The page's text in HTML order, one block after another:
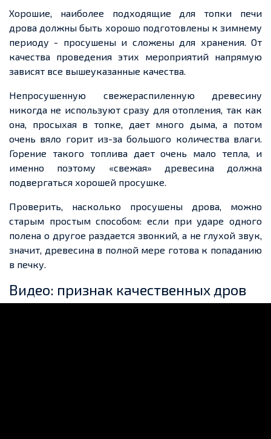
Хорошие, наиболее подходящие для топки печи
дрова должны быть хорошо подготовлены к зимнему
периоду - просушены и сложены для хранения. От
качества проведения этих мероприятий напрямую
зависят все вышеуказанные качества.
Непросушенную свежераспиленную древесину
никогда не используют сразу для отопления, так как
она, просыхая в топке, даетмного дыма, а потом
очень вяло горит из-за большого количества влаги.
Горение такого топлива даеточень мало тепла, и
именно поэтому «свежая» древесина должна
подвергаться хорошей просушке.
Проверить, насколько просушены дрова, можно
старым простым способом: если при ударе одного
полена о другое раздается звонкий, а не глухой звук,
значит, древесина в полной мере готова к попаданию
в печку.
Видео: признак качественных дров